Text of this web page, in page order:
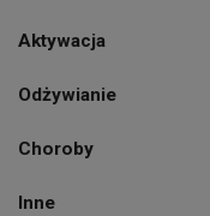
Aktywacja
Odżywianie
Choroby
Inne